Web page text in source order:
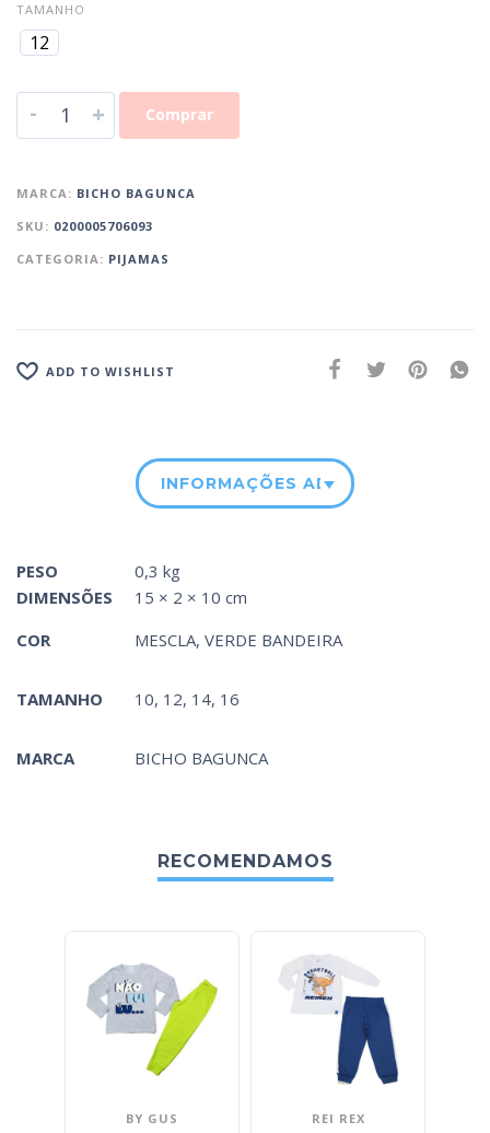
TAMANHO
12
- + Comprar
MARCA: BICHO BAGUNCA
SKU: 0200005706093
CATEGORIA: PIJAMAS
ADD TO WISHLIST
INFORMAÇÕES ADICIONAIS
PESO
0,3 kg
DIMENSÕES
15 × 2 × 10 cm
COR
MESCLA, VERDE BANDEIRA
TAMANHO 10, 12, 14, 16
MARCA BICHO BAGUNCA
RECOMENDAMOS
BY GUS REI REX